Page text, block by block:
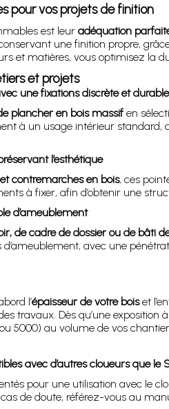
pour vos projets de finition
est leur adéquation
une finition propre,
et matières, vous optimisez la
et projets
une fixations discrète et durable
plancher en bois massifen
à un usage intérieur standard,
l’esthétique
contremarches en bois, ces
à fixer, afin d’obtenir une
d’ameublement
de cadre de dossier ou de bâti
avec une
l’épaisseur de votre boiset
travaux. Dès qu’une exposition à
5000) au volume de vos
avec d’autres cloueurs que le
pour une utilisation avec le
de doute, référez-vous au